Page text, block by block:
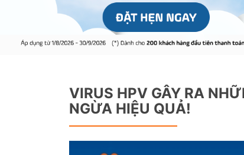
VIRUS HPV GÂY RA
NGỪA HIỆU QUẢ!